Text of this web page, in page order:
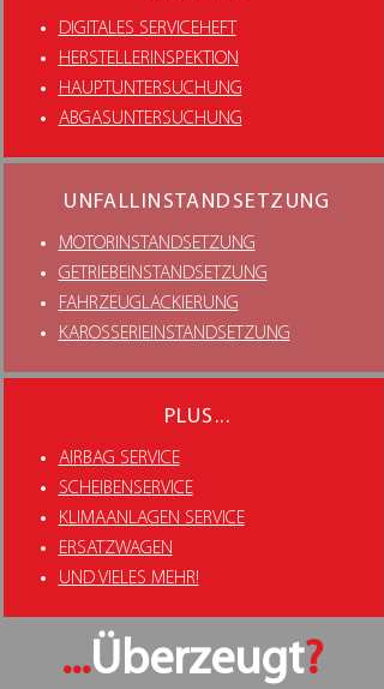
DIGITALES SERVICEHEFT
HERSTELLERINSPEKTION
HAUPTUNTERSUCHUNG
ABGASUNTERSUCHUNG
UNFALLINSTANDSETZUNG
MOTORINSTANDSETZUNG
GETRIEBEINSTANDSETZUNG
FAHRZEUGLACKIERUNG
KAROSSERIEINSTANDSETZUNG
PLUS...
AIRBAG SERVICE
SCHEIBENSERVICE
KLIMAANLAGEN SERVICE
ERSATZWAGEN
UND VIELES MEHR!
...Überzeugt?